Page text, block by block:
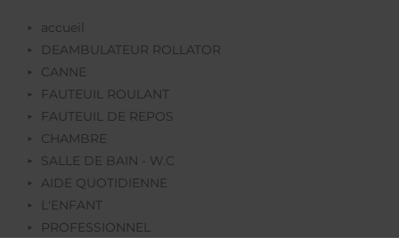
accueil
DEAMBULATEUR ROLLATOR
CANNE
FAUTEUIL ROULANT
FAUTEUIL DE REPOS
CHAMBRE
SALLE DE BAIN - W.C
AIDE QUOTIDIENNE
L'ENFANT
PROFESSIONNEL